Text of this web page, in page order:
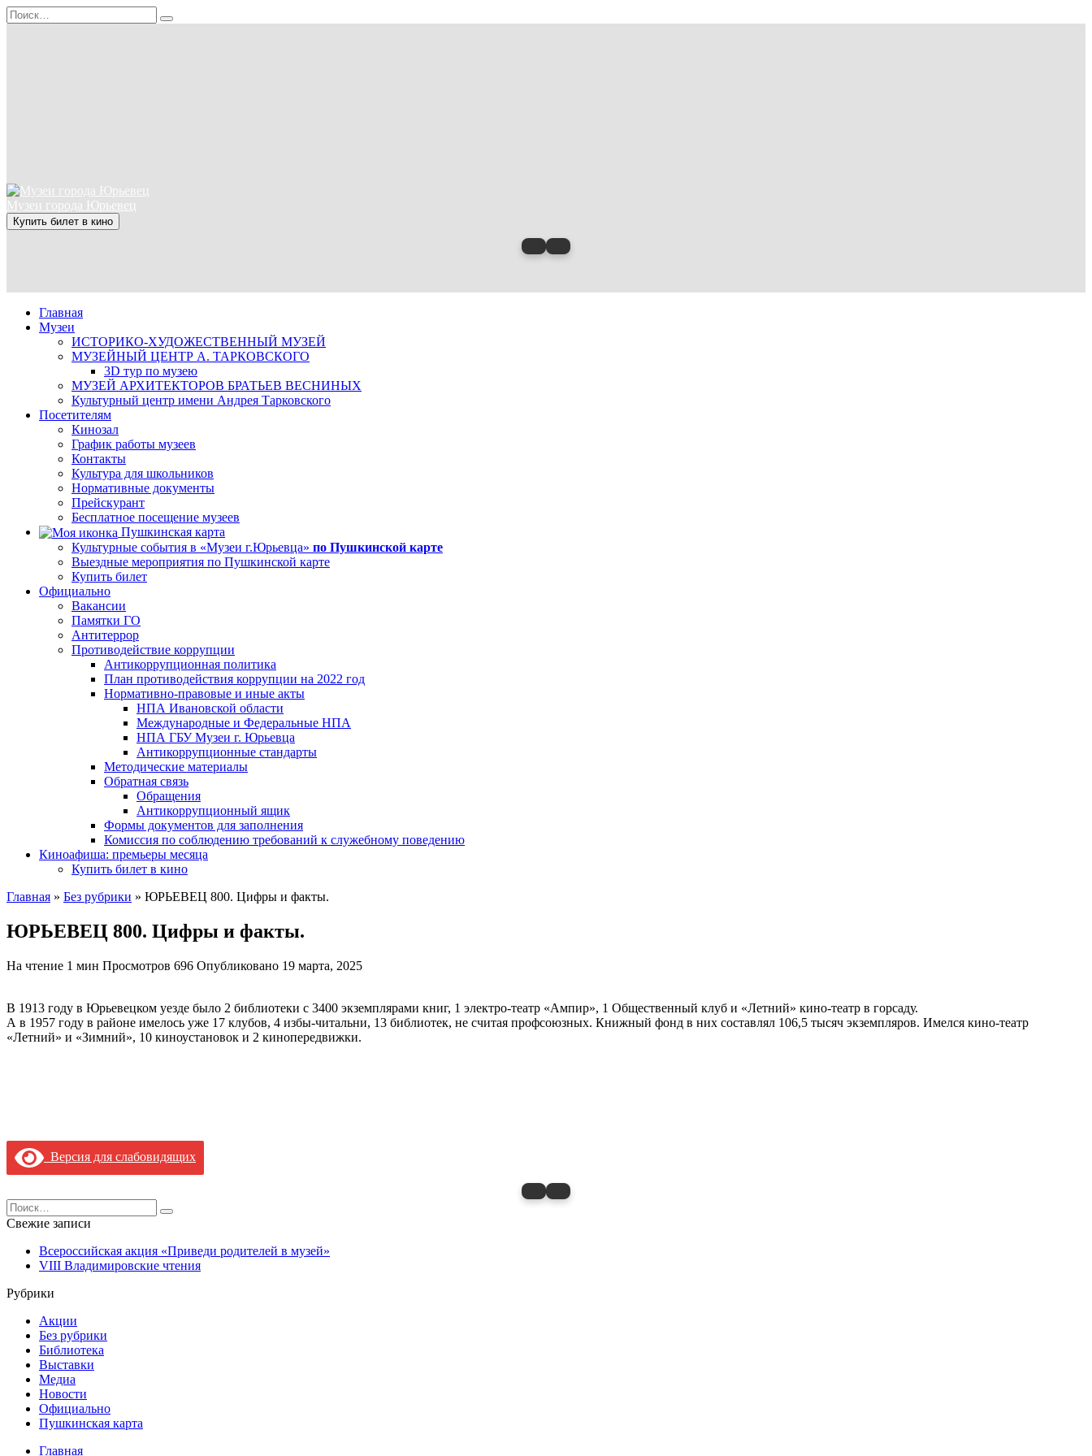
Перейти
к
Search
for:
Музеи города Юрьевец
Купить билет в кино
Главная
Музеи
ИСТОРИКО-ХУДОЖЕСТВЕННЫЙ МУЗЕЙ
МУЗЕЙНЫЙ ЦЕНТР А. ТАРКОВСКОГО
3D тур по музею
МУЗЕЙ АРХИТЕКТОРОВ БРАТЬЕВ ВЕСНИНЫХ
Культурный центр имени Андрея Тарковского
Посетителям
Кинозал
График работы музеев
Контакты
Культура для школьников
Нормативные документы
Прейскурант
Бесплатное посещение музеев
Пушкинская карта
Культурные события в «Музеи г.Юрьевца» по Пушкинской карте
Выездные мероприятия по Пушкинской карте
Купить билет
Официально
Вакансии
Памятки ГО
Антитеррор
Противодействие коррупции
Антикоррупционная политика
План противодействия коррупции на 2022 год
Нормативно-правовые и иные акты
НПА Ивановской области
Международные и Федеральные НПА
НПА ГБУ Музеи г. Юрьевца
Антикоррупционные стандарты
Методические материалы
Обратная связь
Обращения
Антикоррупционный ящик
Формы документов для заполнения
Комиссия по соблюдению требований к служебному поведению
Киноафиша: премьеры месяца
Купить билет в кино
Главная » Без рубрики » ЮРЬЕВЕЦ 800. Цифры и факты.
ЮРЬЕВЕЦ 800. Цифры и факты.
На чтение 1 мин Просмотров 696 Опубликовано 19 марта, 2025
В 1913 году в Юрьевецком уезде было 2 библиотеки с 3400 экземплярами книг, 1 электро-театр «Ампир», 1 Общественный клуб и «Летний» кино-театр в горсаду.
А в 1957 году в районе имелось уже 17 клубов, 4 избы-читальни, 13 библиотек, не считая профсоюзных. Книжный фонд в них составлял 106,5 тысяч экземпляров. Имелся кино-театр
«Летний» и «Зимний», 10 киноустановок и 2 кинопередвижки.
Версия для слабовидящих
Search
for:
Свежие записи
Всероссийская акция «Приведи родителей в музей»
VIII Владимировские чтения
Рубрики
Акции
Без рубрики
Библиотека
Выставки
Медиа
Новости
Официально
Пушкинская карта
Главная